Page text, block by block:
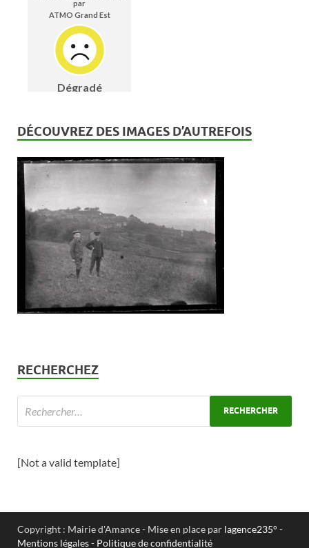
DÉCOUVREZ DES IMAGES D’AUTREFOIS
RECHERCHEZ
[Not a valid template]
Copyright : Mairie d'Amance - Mise en place par lagence235° -
Mentions légales- Politique de confidentialité